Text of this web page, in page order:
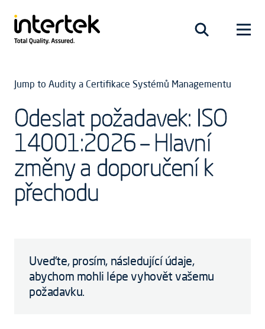
Jump to Audity a Certifikace Systémů Managementu
Odeslat požadavek: ISO
14001:2026 – Hlavní
změny a doporučení k
přechodu
Uveďte, prosím, následující údaje,
abychom mohli lépe vyhovět vašemu
požadavku.